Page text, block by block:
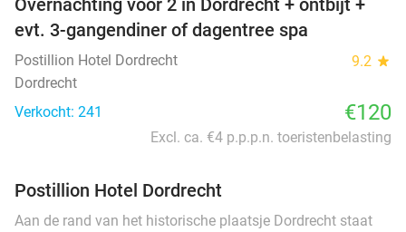
evt. 3-gangendiner of dagentree spa
Postillion Hotel Dordrecht 9.2 star
Dordrecht
Verkocht: 241
€120
Excl. ca. €4 p.p.p.n. toeristenbelasting
Postillion Hotel Dordrecht
Aan de rand van het historische plaatsje Dordrecht staat